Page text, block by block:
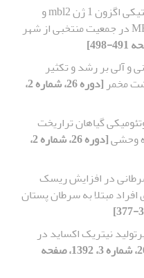
بررسی چند شکلی ‌ژنتیکی اگزون 1 ژن mbl2 و
ارتباط آن با سطح سرمی پروتئین MBL در جمعیت منتخبی از شهر
و آلی بر رشد و تکثیر
[دوره 26، شماره 2،
گیاهان تراریخت
[دوره 26، شماره 2،
در افزایش ریسک
افراد مبتلا به سرطان پستان
نیتریک اکساید در
[دوره 26، شماره 3، 1392، صفحه